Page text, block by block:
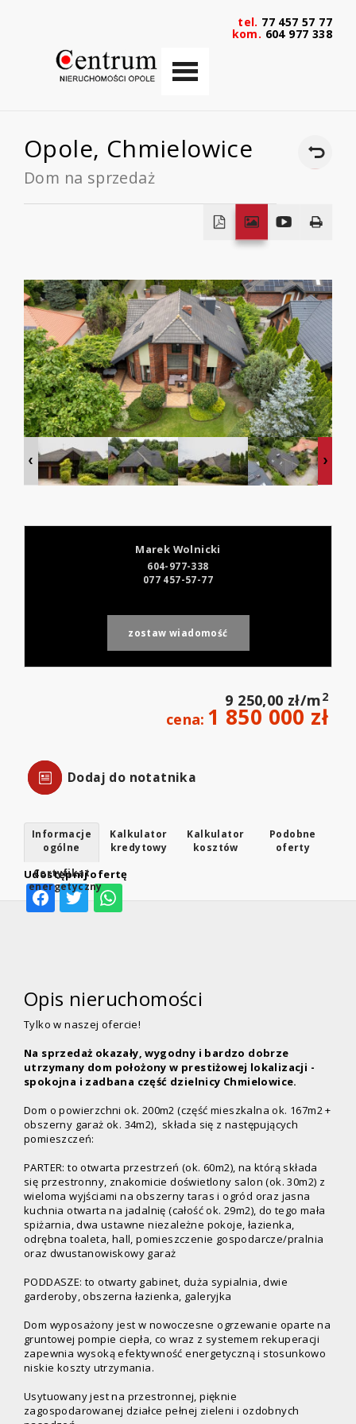
tel. 77 457 57 77
kom. 604 977 338
Opole, Chmielowice
Dom na sprzedaż
Marek Wolnicki
604-977-338
077 457-57-77
zostaw wiadomość
9 250,00 zł/m2
cena: 1 850 000 zł
Dodaj do notatnika
Udostępnij ofertę
Informacje
ogólne
Kalkulator
kredytowy
Kalkulator
kosztów
Podobne
oferty
Certyfikat
energetyczny
Opis nieruchomości
Tylko w naszej ofercie!
Na sprzedaż okazały, wygodny i bardzo dobrze
utrzymany dom położony w prestiżowej lokalizacji -
spokojna i zadbana część dzielnicy Chmielowice.
Dom o powierzchni ok. 200m2(część mieszkalna ok. 167m2 +
obszerny garaż ok. 34m2), składa się z następujących
pomieszczeń:
PARTER: to otwarta przestrzeń (ok. 60m2), na którą składa
się przestronny, znakomicie doświetlony salon (ok. 30m2) z
wieloma wyjściami na obszerny taras i ogród oraz jasna
kuchnia otwarta na jadalnię (całość ok. 29m2), do tego mała
spiżarnia,dwa ustawneniezależne pokoje, łazienka,
odrębna toaleta, hall, pomieszczenie gospodarcze/pralnia
oraz dwustanowiskowy garaż
PODDASZE: to otwarty gabinet, duża sypialnia, dwie
garderoby, obszerna łazienka, galeryjka
Dom wyposażony jest w nowoczesne ogrzewanie oparte na
gruntowej pompie ciepła, co wraz z systemem rekuperacji
zapewnia wysoką efektywność energetyczną i stosunkowo
niskie koszty utrzymania.
Usytuowany jest na przestronnej, pięknie
zagospodarowanej działce pełnej zieleni i ozdobnych